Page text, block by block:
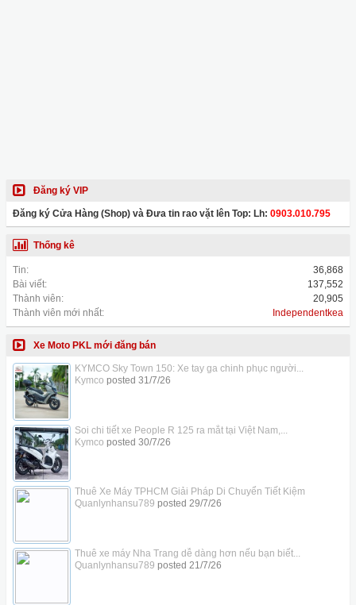
Đăng ký VIP
Đăng ký Cửa Hàng (Shop) và Đưa tin rao vặt lên Top: Lh: 0903.010.795
Thống kê
Tin:
36,868
Bài viết:
137,552
Thành viên:
20,905
Thành viên mới nhất:
Independentkea
Xe Moto PKL mới đăng bán
KYMCO Sky Town 150: Xe tay ga chinh phục người...
Kymco posted 31/7/26
Soi chi tiết xe People R 125 ra mắt tại Việt Nam,...
Kymco posted 30/7/26
Thuê Xe Máy TPHCM Giải Pháp Di Chuyển Tiết Kiệm
Quanlynhansu789 posted 29/7/26
Thuê xe máy Nha Trang dễ dàng hơn nếu bạn biết...
Quanlynhansu789 posted 21/7/26